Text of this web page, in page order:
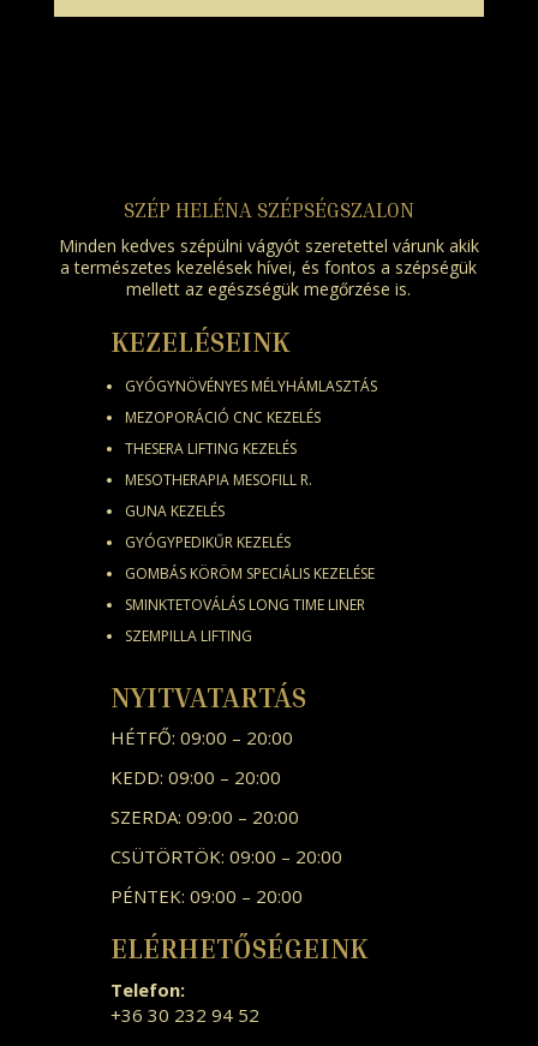
SZÉP HELÉNA SZÉPSÉGSZALON
Minden kedves szépülni vágyót szeretettel várunk akik
a természetes kezelések hívei, és fontos a szépségük
mellett az egészségük megőrzése is.
KEZELÉSEINK
GYÓGYNÖVÉNYES MÉLYHÁMLASZTÁS
MEZOPORÁCIÓ CNC KEZELÉS
THESERA LIFTING KEZELÉS
MESOTHERAPIA MESOFILL R.
GUNA KEZELÉS
GYÓGYPEDIKŰR KEZELÉS
GOMBÁS KÖRÖM SPECIÁLIS KEZELÉSE
SMINKTETOVÁLÁS LONG TIME LINER
SZEMPILLA LIFTING
NYITVATARTÁS
HÉTFŐ: 09:00 – 20:00
KEDD: 09:00 – 20:00
SZERDA: 09:00 – 20:00
CSÜTÖRTÖK: 09:00 – 20:00
PÉNTEK: 09:00 – 20:00
ELÉRHETŐSÉGEINK
Telefon:
+36 30 232 94 52